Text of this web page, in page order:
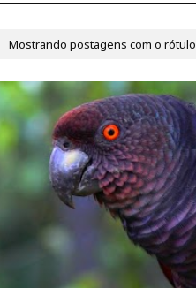
Mostrando postagens com o rótulo